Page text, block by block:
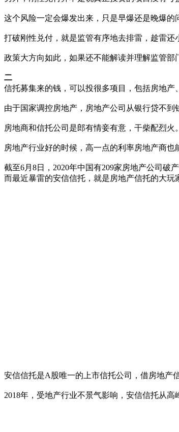
这个风险一定会爆发出来，只是早爆还是晚爆的
打破刚性兑付，就是监管有序地去排雷，趁雷还
政策大方向如此，如果还不能解读并理解监管部
二
信托募集来的钱，可以投很多项目，包括房地产
由于国家调控房地产，房地产公司从银行贷不
房地商和信托公司是郎有情妾有意，干柴配烈火。
房地产行业好的时候，高一点的利率房地产商
截至6月8日，2020年中国有209家房地产公司破
而最近暴雷的安信信托，就是房地产信托的大玩
安信信托是A股唯一的上市信托公司，借房地产
2018年，受地产行业不景气影响，安信信托从高